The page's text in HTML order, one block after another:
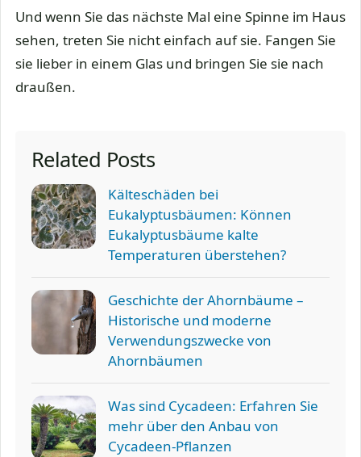
Und wenn Sie das nächste Mal eine Spinne im Haus
sehen, treten Sie nicht einfach auf sie. Fangen Sie
sie lieber in einem Glas und bringen Sie sie nach
draußen.
Related Posts
Kälteschäden bei
Eukalyptusbäumen: Können
Eukalyptusbäume kalte
Temperaturen überstehen?
Geschichte der Ahornbäume –
Historische und moderne
Verwendungszwecke von
Ahornbäumen
Was sind Cycadeen: Erfahren Sie
mehr über den Anbau von
Cycadeen-Pflanzen